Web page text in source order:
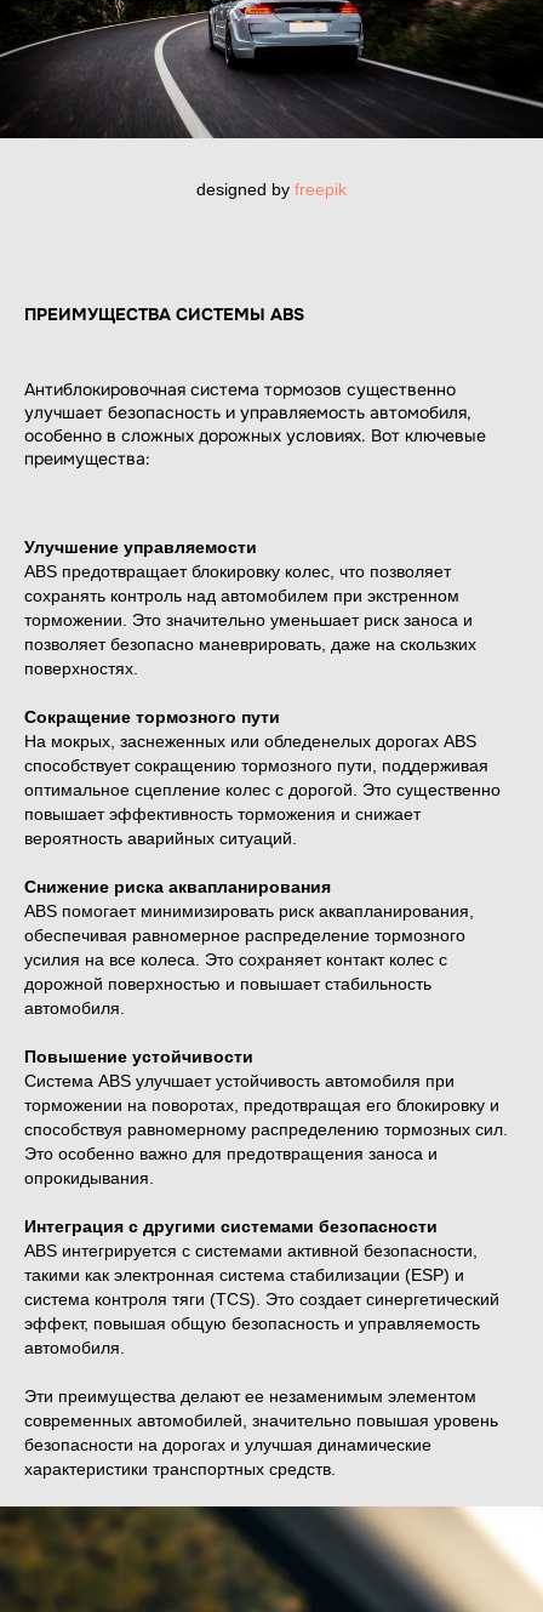
designed by freepik
ПРЕИМУЩЕСТВА СИСТЕМЫ ABS
Антиблокировочная система тормозов существенно
улучшает безопасность и управляемость автомобиля,
особенно в сложных дорожных условиях. Вот ключевые
преимущества:
Улучшение управляемости
ABS предотвращает блокировку колес, что позволяет
сохранять контроль над автомобилем при экстренном
торможении. Это значительно уменьшает риск заноса и
позволяет безопасно маневрировать, даже на скользких
поверхностях.
Сокращение тормозного пути
На мокрых, заснеженных или обледенелых дорогах ABS
способствует сокращению тормозного пути, поддерживая
оптимальное сцепление колес с дорогой. Это существенно
повышает эффективность торможения и снижает
вероятность аварийных ситуаций.
Снижение риска аквапланирования
ABS помогает минимизировать риск аквапланирования,
обеспечивая равномерное распределение тормозного
усилия на все колеса. Это сохраняет контакт колес с
дорожной поверхностью и повышает стабильность
автомобиля.
Повышение устойчивости
Система ABS улучшает устойчивость автомобиля при
торможении на поворотах, предотвращая его блокировку и
способствуя равномерному распределению тормозных сил.
Это особенно важно для предотвращения заноса и
опрокидывания.
Интеграция с другими системами безопасности
ABS интегрируется с системами активной безопасности,
такими как электронная система стабилизации (ESP) и
система контроля тяги (TCS). Это создает синергетический
эффект, повышая общую безопасность и управляемость
автомобиля.
Эти преимущества делают ее незаменимым элементом
современных автомобилей, значительно повышая уровень
безопасности на дорогах и улучшая динамические
характеристики транспортных средств.